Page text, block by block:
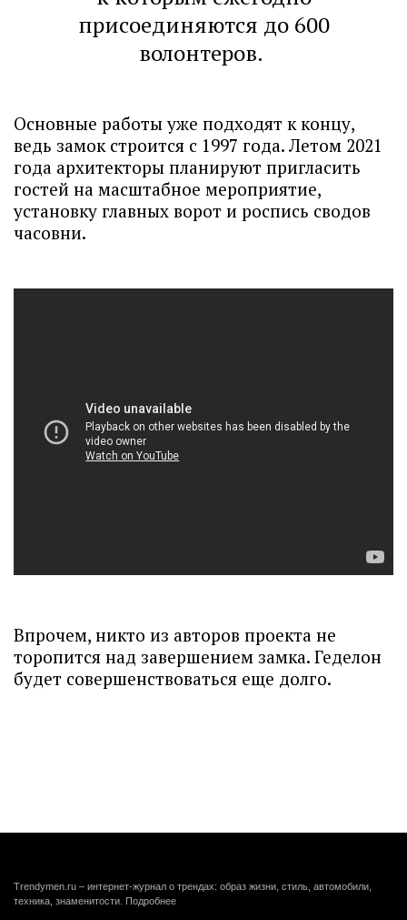
присоединяются до 600
волонтеров.
Основные работы уже подходят к концу,
ведь замок строится с 1997 года. Летом 2021
года архитекторы планируют пригласить
гостей на масштабное мероприятие,
установку главных ворот и роспись сводов
часовни.
Впрочем, никто из авторов проекта не
торопится над завершением замка. Геделон
будет совершенствоваться еще долго.
Trendymen.ru – интернет-журнал о трендах: образ жизни, стиль, автомобили,
техника, знаменитости. Подробнее